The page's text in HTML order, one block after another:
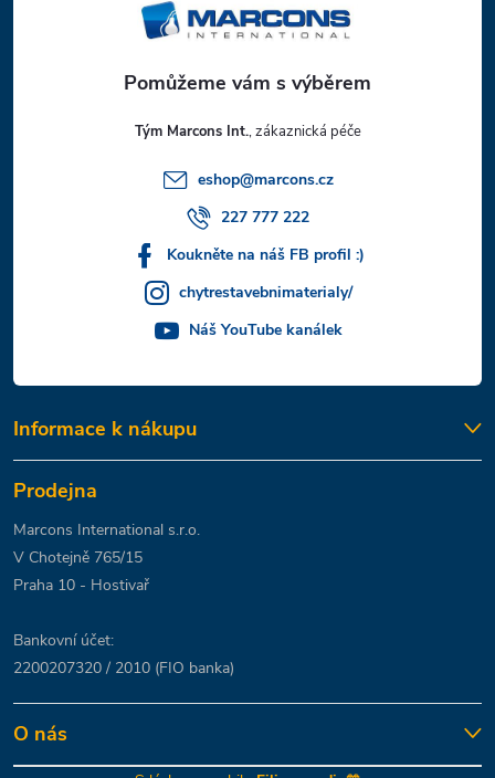
Tým Marcons Int.
eshop@marcons.cz
227 777 222
Koukněte na náš FB profil :)
chytrestavebnimaterialy/
Náš YouTube kanálek
Informace k nákupu
Prodejna
Marcons International s.r.o.
V Chotejně 765/15
Praha 10 - Hostivař
Bankovní účet:
2200207320 / 2010 (FIO banka)
O nás